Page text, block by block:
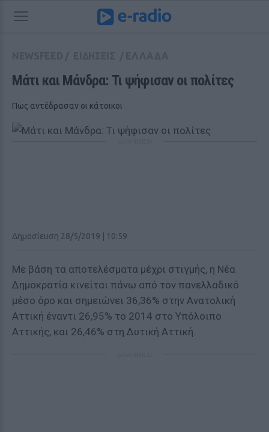
Μάτι και Μάνδρα: Τι ψήφισαν οι πολίτες
Πως αντέδρασαν οι κάτοικοι
Δημοσίευση 28/5/2019 | 10:59
Με βάση τα αποτελέσματα μέχρι στιγμής, η Νέα
∆ηµοκρατία κινείται πάνω από τον πανελλαδικό
µέσο όρο και σηµειώνει 36,36% στην Ανατολική
Αττική έναντι 26,95% το 2014 στο Υπόλοιπο
Αττικής, και 26,46% στη Δυτική Αττική.